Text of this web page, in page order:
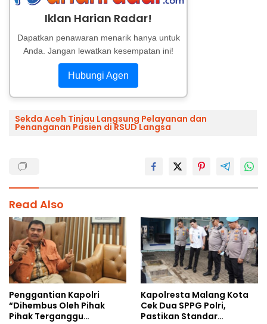
Iklan Harian Radar!
Dapatkan penawaran menarik hanya untuk
Anda. Jangan lewatkan kesempatan ini!
Hubungi Agen
Sekda Aceh Tinjau Langsung Pelayanan dan
Penanganan Pasien di RSUD Langsa
Read Also
Penggantian Kapolri
“Dihembus Oleh Pihak
Pihak Terganggu
Kapolresta Malang Kota
Cek Dua SPPG Polri,
Pastikan Standar